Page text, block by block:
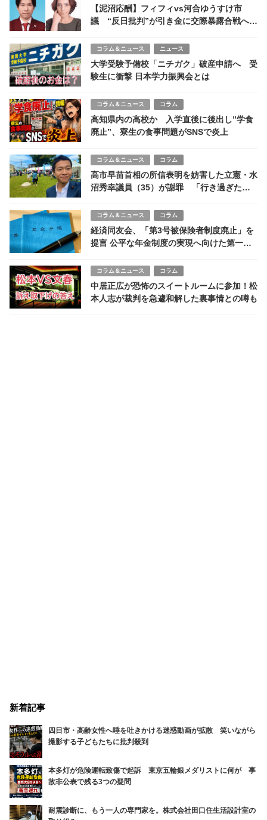
【泥沼応酬】フィフィvs河合ゆうすけ市
議 “反日批判”が引き金に交際暴露合戦へ
コラム＆ニュース ニュース
大学受験予備校「ニチガク」破産申請へ 受
験生に衝撃 日本学力振興会とは
コラム＆ニュース コラム
高知県内の高校か 入学直後に後出し”学食
廃止”、寮生の食事問題がSNSで炎上
コラム＆ニュース コラム
高市早苗首相の所信表明を妨害した立憲・水
沼秀幸議員（35）が謝罪 「行き過ぎた点
コラム＆ニュース コラム
経済同友会、「第3号被保険者制度廃止」を
提言 公平な年金制度の実現へ向けた第一歩
コラム＆ニュース コラム
中居正広が恐怖のスイートルームに参加！松
本人志が裁判を急遽和解した裏事情との噂も
新着記事
四日市・高齢女性へ唾を吐きかける迷惑動画が拡散 笑いながら
撮影する子どもたちに批判殺到
本多灯が危険運転致傷で起訴 東京五輪銀メダリストに何が 事
故非公表で残る3つの疑問
耐震診断に、もう一人の専門家を。株式会社田口住生活設計室の